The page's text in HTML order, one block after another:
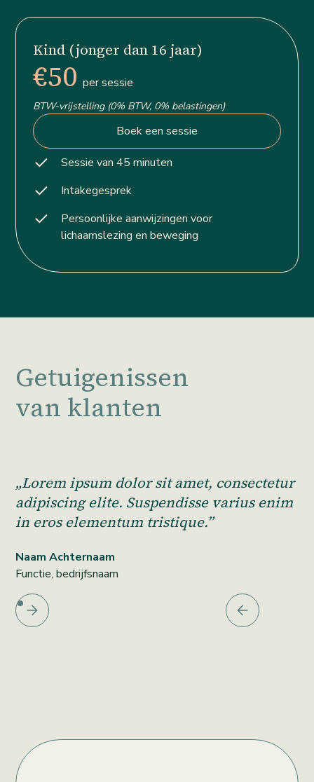
Kind (jonger dan 16 jaar)
€50 per sessie
BTW-vrijstelling (0% BTW, 0% belastingen)
Boek een sessie
Sessie van 45 minuten
Intakegesprek
Persoonlijke aanwijzingen voor
lichaamslezing en beweging
Getuigenissen
van klanten
„Lorem ipsum dolor sit amet, consectetur
adipiscing elite. Suspendisse varius enim
in eros elementum tristique.”
Naam Achternaam
Functie, bedrijfsnaam